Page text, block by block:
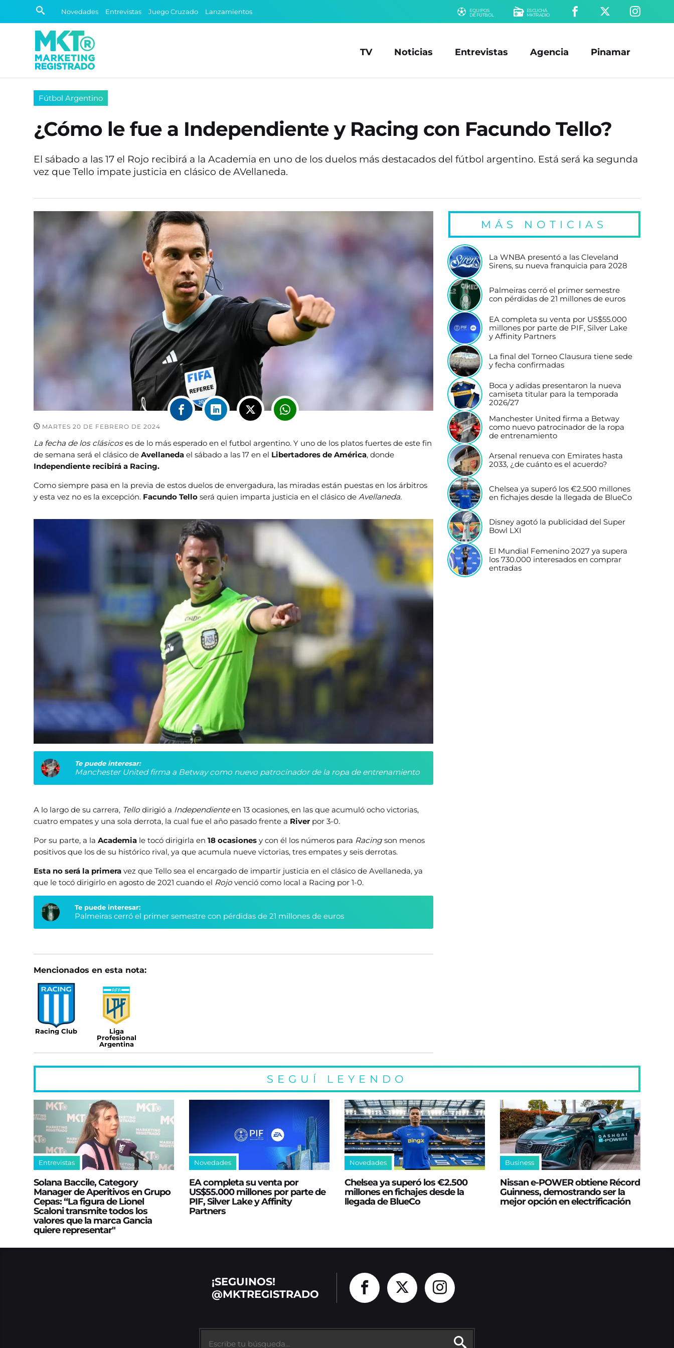
Novedades Entrevistas Juego Cruzado Lanzamientos
EQUIPOS
DE FÚTBOL
ESCUCHÁ
MKTRADIO
TV Noticias Entrevistas Agencia Pinamar
Fútbol Argentino
¿Cómo le fue a Independiente y Racing con Facundo Tello?
El sábado a las 17 el Rojo recibirá a la Academia en uno de los duelos más destacados del fútbol argentino. Está será ka segunda
vez que Tello impate justicia en clásico de AVellaneda.
MARTES 20 DE FEBRERO DE 2024
La fecha de los clásicoses de lo más esperado en el futbol argentino. Y uno de los platos fuertes de este fin
de semana será el clásico de Avellanedael sábado a las 17 en el Libertadores de América, donde
Independiente recibirá a Racing.
Como siempre pasa en la previa de estos duelos de envergadura, las miradas están puestas en los árbitros
y esta vez no es la excepción. Facundo Tello será quien imparta justicia en el clásico deAvellaneda.
Te puede interesar:
Manchester United firma a Betway como nuevo patrocinador de la ropa de entrenamiento
A lo largo de su carrera, Tellodirigió a Independienteen 13 ocasiones, en las que acumuló ocho victorias,
cuatro empates y una sola derrota, la cual fue el año pasado frente a River por 3-0.
Por su parte, a laAcademia le tocó dirigirla en18 ocasionesy con él los números para Racing son menos
positivos que los de su histórico rival, ya que acumula nueve victorias, tres empates y seis derrotas.
Esta no será la primera vez que Tello sea el encargado de impartir justicia en el clásico de Avellaneda, ya
que le tocó dirigirlo en agosto de 2021 cuando el Rojo venció como local a Racing por 1-0.
Te puede interesar:
Palmeiras cerró el primer semestre con pérdidas de 21 millones de euros
Mencionados en esta nota:
Racing Club
Liga
Profesional
Argentina
MÁS NOTICIAS
La WNBA presentó a las Cleveland
Sirens, su nueva franquicia para 2028
Palmeiras cerró el primer semestre
con pérdidas de 21 millones de euros
EA completa su venta por US$55.000
millones por parte de PIF, Silver Lake
y Affinity Partners
La final del Torneo Clausura tiene sede
y fecha confirmadas
Boca y adidas presentaron la nueva
camiseta titular para la temporada
2026/27
Manchester United firma a Betway
como nuevo patrocinador de la ropa
de entrenamiento
Arsenal renueva con Emirates hasta
2033, ¿de cuánto es el acuerdo?
Chelsea ya superó los €2.500 millones
en fichajes desde la llegada de BlueCo
Disney agotó la publicidad del Super
Bowl LXI
El Mundial Femenino 2027 ya supera
los 730.000 interesados en comprar
entradas
SEGUÍ LEYENDO
Entrevistas
Solana Baccile, Category
Manager de Aperitivos en Grupo
Cepas: “La figura de Lionel
Scaloni transmite todos los
valores que la marca Gancia
quiere representar"
Novedades
EA completa su venta por
US$55.000 millones por parte de
PIF, Silver Lake y Affinity
Partners
Novedades
Chelsea ya superó los €2.500
millones en fichajes desde la
llegada de BlueCo
Business
Nissan e‑POWER obtiene Récord
Guinness, demostrando ser la
mejor opción en electrificación
¡SEGUINOS!
@MKTREGISTRADO